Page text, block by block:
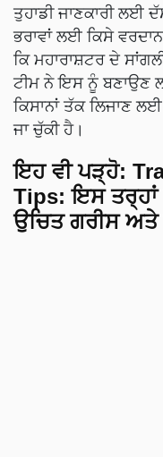
ਤੁਹਾਡੀ ਜਾਣਕਾਰੀ ਲਈ
ਭਰਾਵਾਂ ਲਈ ਕਿਸੇ
ਕਿ ਮਹਾਰਾਸ਼ਟਰ ਦੇ
ਟੀਮ ਨੇ ਇਸ ਨੂੰ ਬਣਾਉਣ
ਕਿਸਾਨਾਂ ਤੱਕ ਲਿਜਾਣ
ਜਾ ਚੁੱਕੀ ਹੈ।
ਇਹ ਵੀ ਪੜ੍ਹੋ:
Tips: ਇਸ ਤਰ੍ਹਾਂ
ਉਚਿਤ ਗਰੀਸ ਅਤੇ